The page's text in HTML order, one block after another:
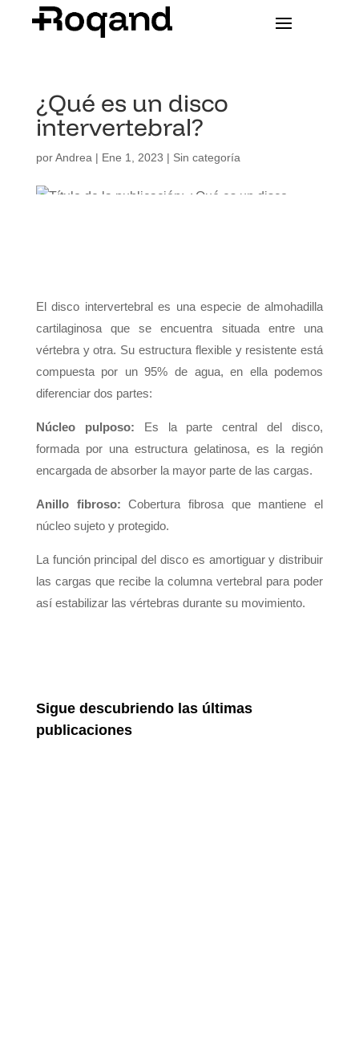
¿Qué es un disco
intervertebral?
porAndrea | Ene 1, 2023 | Sin categoría
El disco intervertebral es una especie de almohadilla
cartilaginosa que se encuentra situada entre una
vértebra y otra. Su estructura flexible y resistente está
compuesta por un 95% de agua, en ella podemos
diferenciar dos partes:
Núcleo pulposo: Es la parte central del disco,
formada por una estructura gelatinosa, es la región
encargada de absorber la mayor parte de las cargas.
Anillo fibroso: Cobertura fibrosa que mantiene el
núcleo sujeto y protegido.
La función principal del disco es amortiguar y distribuir
las cargas que recibe la columna vertebral para poder
así estabilizar las vértebras durante su movimiento.
Sigue descubriendo las últimas
publicaciones